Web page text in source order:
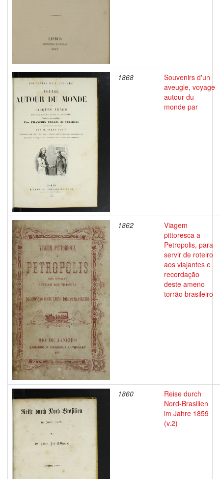
1868
Souvenirs d'un
aveugle, voyage
autour du
monde par
1862
Viagem
pittoresca a
Petropolis, para
servir de roteiro
aos viajantes e
recordação
deste ameno
torrão brasileiro
1860
Reise durch
Nord-Brasilien
im Jahre 1859
(v.2)